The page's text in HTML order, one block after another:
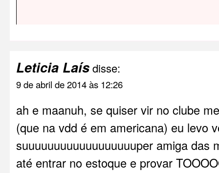
Leticia Laísdisse:
9 de abril de 2014 às 12:26
ah e maanuh, se quiser vir no clube
(que na vdd é em americana) eu levo
suuuuuuuuuuuuuuuuuuper amiga das
até entrar no estoque e provar